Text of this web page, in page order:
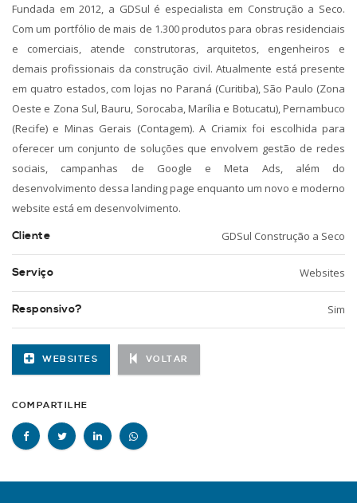
Fundada em 2012, a GDSul é especialista em Construção a Seco.
Com um portfólio de mais de 1.300 produtos para obras residenciais
e comerciais, atende construtoras, arquitetos, engenheiros e
demais profissionais da construção civil. Atualmente está presente
em quatro estados, com lojas no Paraná (Curitiba), São Paulo (Zona
Oeste e Zona Sul, Bauru, Sorocaba, Marília e Botucatu), Pernambuco
(Recife) e Minas Gerais (Contagem). A Criamix foi escolhida para
oferecer um conjunto de soluções que envolvem gestão de redes
sociais, campanhas de Google e Meta Ads, além do
desenvolvimento dessa landing page enquanto um novo e moderno
website está em desenvolvimento.
Cliente
GDSul Construção a Seco
Serviço Websites
Responsivo? Sim
WEBSITES VOLTAR
COMPARTILHE